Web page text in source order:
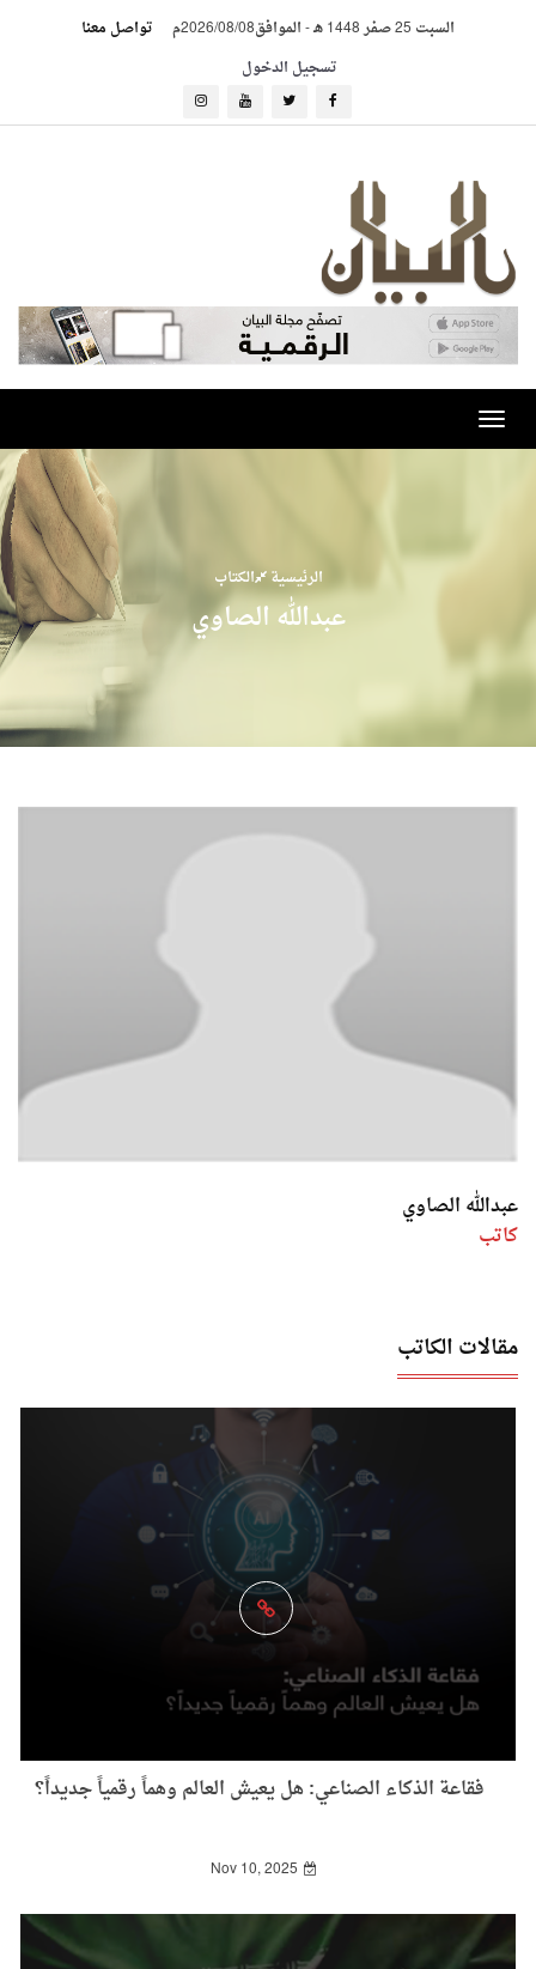
السبت 25 صفر 1448 هـ -الموافق2026/08/08م
تواصل معنا
تسجيل الدخول
Toggle
navigation
الرئيسية الكتاب
عبدالله الصاوي
عبدالله الصاوي
كاتب
مقالات الكاتب
فقاعة الذكاء الصناعي: هل يعيش العالم وهماً رقمياً جديداً؟
Nov 10, 2025